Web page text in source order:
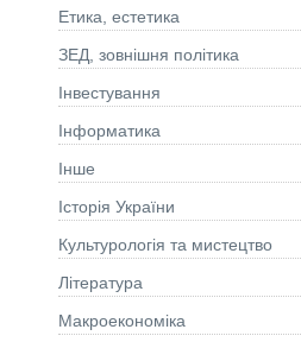
Етика, естетика
ЗЕД, зовнішня політика
Інвестування
Інформатика
Інше
Історія України
Культурологія та мистецтво
Літературa
Макроекономіка